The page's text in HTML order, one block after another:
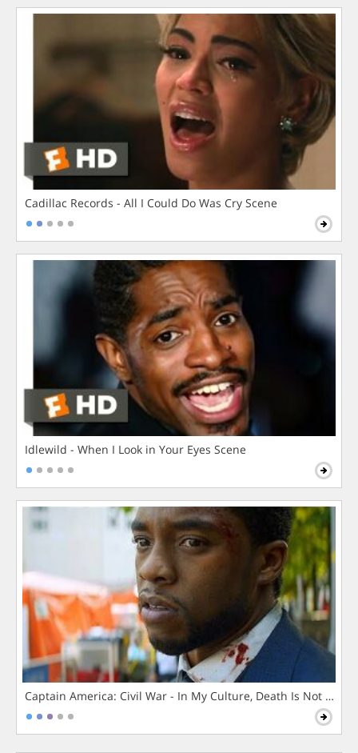
Cadillac Records - All I Could Do Was Cry Scene
Idlewild - When I Look in Your Eyes Scene
Captain America: Civil War - In My Culture, Death Is Not The